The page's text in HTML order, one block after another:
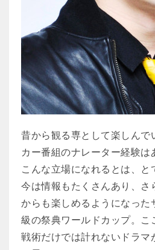
昔から観る専として楽しんで
カー番組のナレーター経験
こんな立場になれるとは、と
今は情報もたくさんあり、さ
からも楽しめるようになった
級の祭典ワールドカップ。こ
戦術だけでは計れないドラマ